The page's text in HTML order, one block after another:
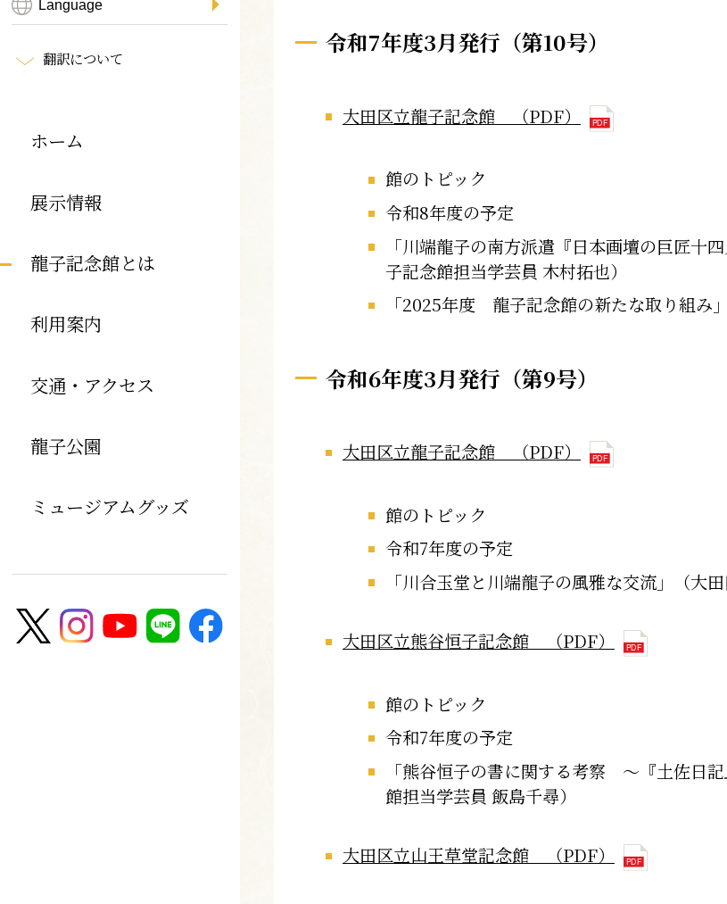
翻訳について
ホーム
展示情報
龍子記念館とは
利用案内
交通・アクセス
龍子公園
ミュージアムグッズ
令和7年度3月発行（第10号）
大田区立龍子記念館 （PDF）
館のトピック
令和8年度の予定
「川端龍子の南方派遣『日本画壇の巨匠
子記念館担当学芸員 木村拓也）
「2025年度 龍子記念館の新たな取り組み
令和6年度3月発行（第9号）
大田区立龍子記念館 （PDF）
館のトピック
令和7年度の予定
「川合玉堂と川端龍子の風雅な交流」（大
大田区立熊谷恒子記念館 （PDF）
館のトピック
令和7年度の予定
「熊谷恒子の書に関する考察 ～『土佐日
館担当学芸員 飯島千尋）
大田区立山王草堂記念館 （PDF）